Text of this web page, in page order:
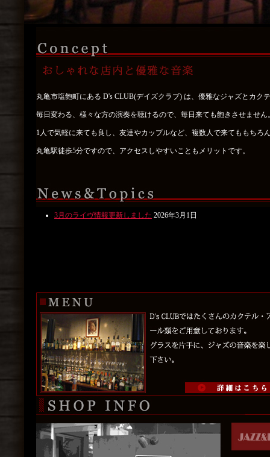
丸亀市塩飽町にある D's CLUB(デイズクラブ) は、優雅なジャズとカク
毎日変わる、様々な方の演奏を聴けるので、毎日来ても飽きさせません
1人で気軽に来ても良し、友達やカップルなど、複数人で来てももちろ
丸亀駅徒歩5分ですので、アクセスしやすいこともメリットです。
3月のライヴ情報更新しました 2026年3月1日